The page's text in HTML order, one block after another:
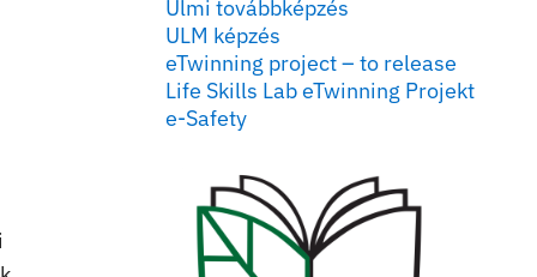
Ulmi továbbképzés
ULM képzés
eTwinning project – to release
Life Skills Lab eTwinning Projekt
e-Safety